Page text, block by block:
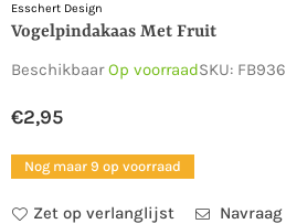
Esschert Design
Vogelpindakaas Met Fruit
BeschikbaarOp voorraadSKU: FB936
Normale
prijs
€2,95
Nog maar 9 op voorraad
Zet op verlanglijst Navraag